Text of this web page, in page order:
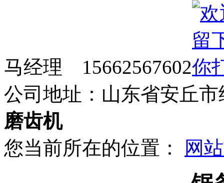
马经理 15662567602
公司地址：山东省安丘
磨齿机
您当前所在的位置：
网